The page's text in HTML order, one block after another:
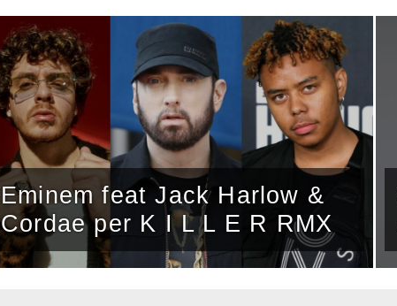
Eminem feat Jack Harlow &
Cordae per K I L L E R RMX